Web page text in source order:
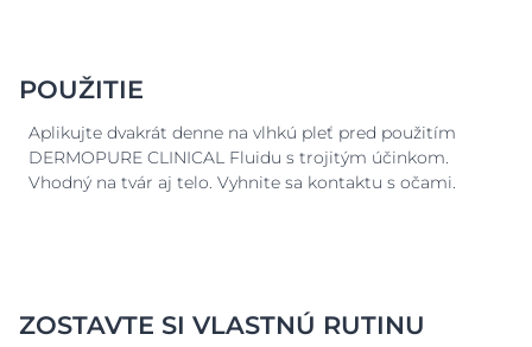
POUŽITIE
Aplikujte dvakrát denne na vlhkú pleť pred použitím
DERMOPURE CLINICAL Fluidu s trojitým účinkom.
Vhodný na tvár aj telo. Vyhnite sa kontaktu s očami.
ZOSTAVTE SI VLASTNÚ RUTINU